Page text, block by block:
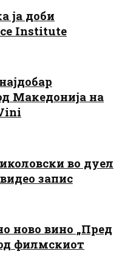
ја доби
Institute
Македонија на
во дуел
запис
ново вино „Пред
филмскиот